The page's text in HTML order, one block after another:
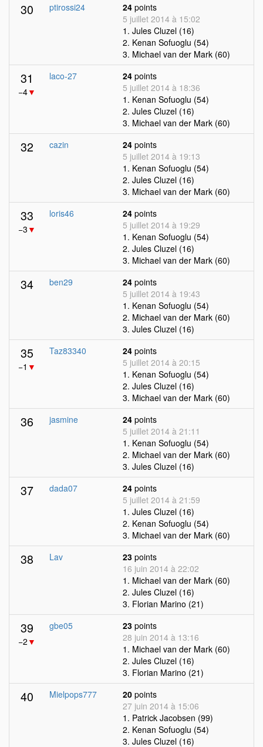
30 ptirossi24 24 points
5 juillet 2014 à 15:02
1. Jules Cluzel (16)
2. Kenan Sofuoglu (54)
3. Michael van der Mark (60)
31
−4▼
laco-27 24 points
5 juillet 2014 à 18:36
1. Kenan Sofuoglu (54)
2. Jules Cluzel (16)
3. Michael van der Mark (60)
32 cazin 24 points
5 juillet 2014 à 19:13
1. Kenan Sofuoglu (54)
2. Jules Cluzel (16)
3. Michael van der Mark (60)
33
−3 ▼
loris46 24 points
5 juillet 2014 à 19:29
1. Kenan Sofuoglu (54)
2. Jules Cluzel (16)
3. Michael van der Mark (60)
34 ben29 24 points
5 juillet 2014 à 19:43
1. Kenan Sofuoglu (54)
2. Michael van der Mark (60)
3. Jules Cluzel (16)
35
−1 ▼
Taz83340 24 points
5 juillet 2014 à 20:15
1. Kenan Sofuoglu (54)
2. Jules Cluzel (16)
3. Michael van der Mark (60)
36 jasmine 24 points
5 juillet 2014 à 21:11
1. Kenan Sofuoglu (54)
2. Michael van der Mark (60)
3. Jules Cluzel (16)
37 dada07 24 points
5 juillet 2014 à 21:59
1. Jules Cluzel (16)
2. Kenan Sofuoglu (54)
3. Michael van der Mark (60)
38 Lav 23 points
16 juin 2014 à 22:02
1. Michael van der Mark (60)
2. Jules Cluzel (16)
3. Florian Marino (21)
39
−2 ▼
gbe05 23 points
28 juin 2014 à 13:16
1. Michael van der Mark (60)
2. Jules Cluzel (16)
3. Florian Marino (21)
40 Mielpops777 20 points
27 juin 2014 à 15:06
1. Patrick Jacobsen (99)
2. Kenan Sofuoglu (54)
3. Jules Cluzel (16)